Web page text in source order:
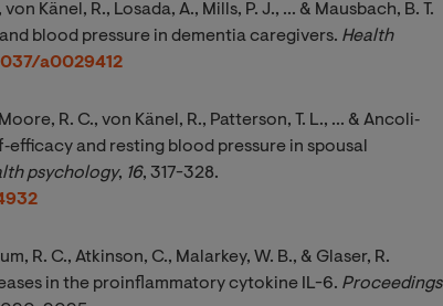
Känel, R., Losada, A., Mills, P. J., ... & Mausbach, B. T.
blood pressure in dementia caregivers. Health
a0029412
R. C., von Känel, R., Patterson, T. L., ... & Ancoli‐
and resting blood pressure in spousal
psychology, 16, 317-328.
R. C., Atkinson, C., Malarkey, W. B., & Glaser, R.
in the proinflammatory cytokine IL-6. Proceedings